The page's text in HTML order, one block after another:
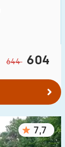
644 604
7,7